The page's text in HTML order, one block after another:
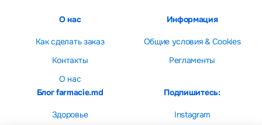
О нас
Как сделать заказ
Контакты
О нас
Информация
Общие условия & Cookies
Регламенты
Блог farmacie.md
Здоровье
Подпишитесь:
Instagram